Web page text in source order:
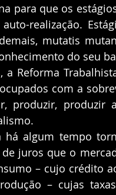
para que os
realização.
mutatis
do seu
a Reforma
com a
produzir, produzir
há algum tempo
de juros que o
– cujo crédito
– cujas